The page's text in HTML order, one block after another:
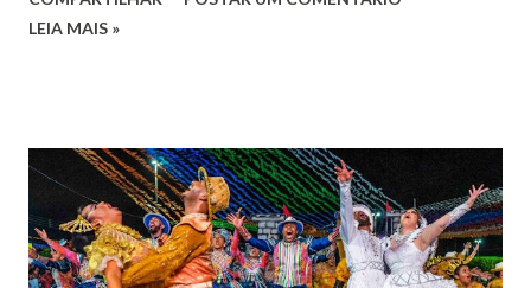
José de Faro Leitão, porém o casamento acabou com o
indiciamento para apropriar-se da volumosa herança. Em
1862, transferiu-se para o Rio de Janeiro e casou-se com
uma irmã do Visconde de Uruguai. O Barão de Maruim
apresentou uma grande dedicação à atividade agrícola, que
LEIA MAIS »